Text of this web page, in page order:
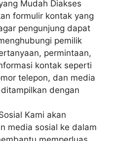
Mudah Diakses
formulir kontak yang
pengunjung dapat
pemilik
permintaan,
kontak seperti
telepon, dan media
dengan
Kami akan
media sosial ke dalam